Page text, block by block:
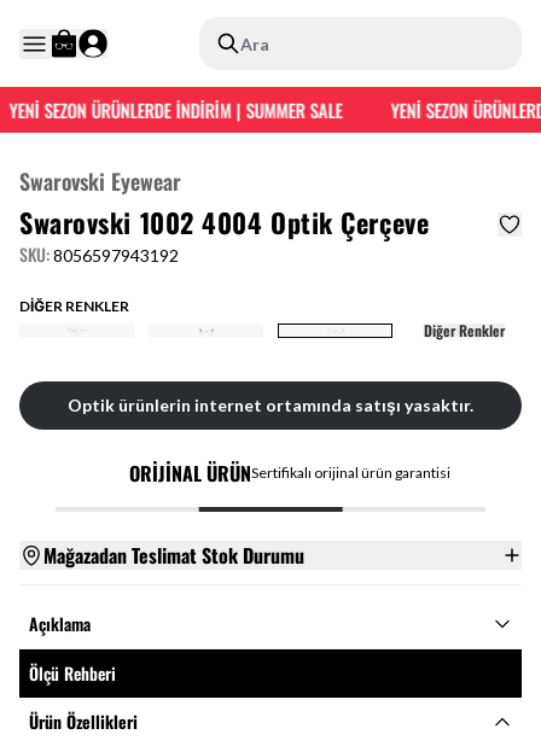
Ara
YENİ SEZON ÜRÜNLERDE İNDİRİM | SUMMER SALE YENİ SEZON
Swarovski Eyewear
Swarovski 1002 4004 Optik Çerçeve
SKU:8056597943192
DİĞER RENKLER
Diğer Renkler
Optik ürünlerin internet ortamında satışı yasaktır.
ORİJİNAL ÜRÜNSertifikalı orijinal ürün garantisi
Mağazadan Teslimat Stok Durumu
Açıklama
Ölçü Rehberi
Ürün Özellikleri